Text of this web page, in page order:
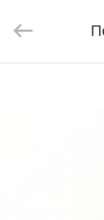
Materials
Co.,ltd.